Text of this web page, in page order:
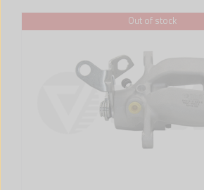
Out of stock